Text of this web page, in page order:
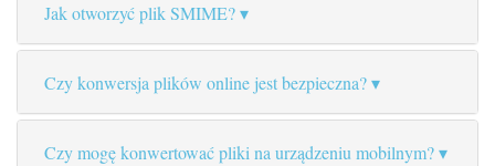
Jak otworzyć plik SMIME?
Czy konwersja plików online jest bezpieczna?
Czy mogę konwertować pliki na urządzeniu mobilnym?